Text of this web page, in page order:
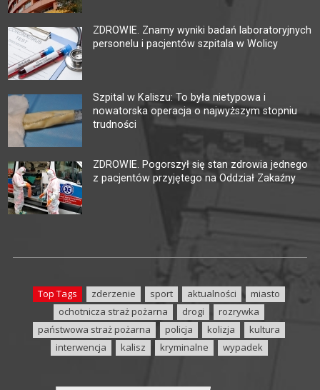
ZDROWIE. Znamy wyniki badań laboratoryjnych
personelu i pacjentów szpitala w Wolicy
Szpital w Kaliszu: To była nietypowa i
nowatorska operacja o najwyższym stopniu
trudności
ZDROWIE. Pogorszył się stan zdrowia jednego
z pacjentów przyjętego na Oddział Zakaźny
Top Tags zderzenie sport aktualności
miasto
ochotnicza straż pożarna
drogi
rozrywka
państwowa straż pożarna
policja kolizja
kultura
interwencja
kalisz kryminalne wypadek